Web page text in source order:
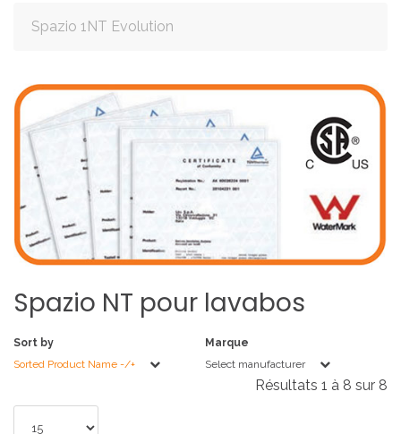
Spazio 1NT Evolution
Spazio NT pour lavabos
Sort by
Sorted Product Name -/+
Marque
Select manufacturer
Résultats 1 à 8 sur 8